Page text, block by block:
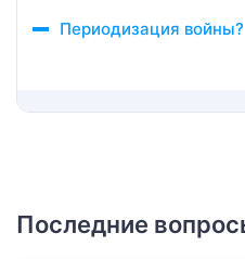
Периодизация войны?
Последние